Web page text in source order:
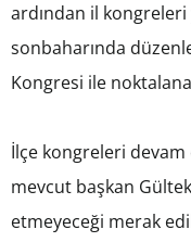
ardından il kongreleri
sonbaharında
Kongresi ile
İlçe kongreleri devam
mevcut başkan
etmeyeceği merak